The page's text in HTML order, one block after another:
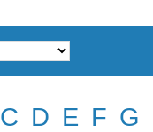
C D E F G